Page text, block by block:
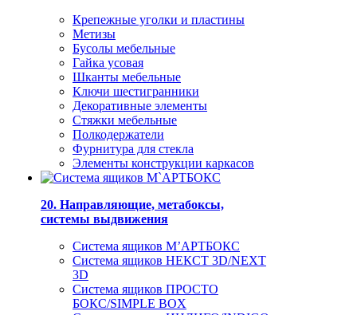
Крепежные уголки и пластины
Метизы
Бусолы мебельные
Гайка усовая
Шканты мебельные
Ключи шестигранники
Декоративные элементы
Стяжки мебельные
Полкодержатели
Фурнитура для стекла
Элементы конструкции каркасов
20. Направляющие, метабоксы,
системы выдвижения
Система ящиков М’АРТБОКС
Система ящиков НЕКСТ 3D/NEXT
3D
Система ящиков ПРОСТО
БОКС/SIMPLE BOX